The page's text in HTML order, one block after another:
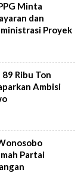
Minta
dan
Proyek
Ribu Ton
Ambisi
Partai